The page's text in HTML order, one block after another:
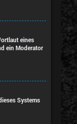
eines
ein Moderator
Systems